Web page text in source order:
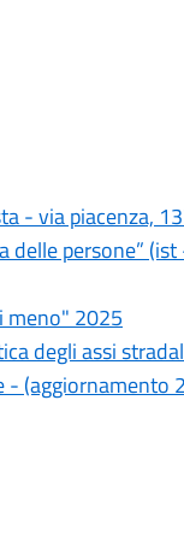
- via piacenza,
delle persone”
meno" 2025
degli assi
(aggiornamento